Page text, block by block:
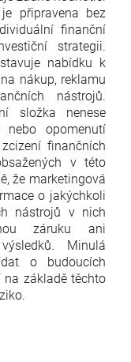
připravena bez
finanční
strategii.
nabídku k
nákup, reklamu
nástrojů.
složka nenese
nebo opomenutí
finančních
v této
že marketingová
o jakýchkoli
nástrojů v nich
záruku ani
Minulá
o budoucích
základě těchto